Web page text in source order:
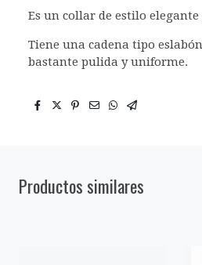
Es un collar de estilo
Tiene una cadena tipo
bastante pulida y uniforme.
Productos similares